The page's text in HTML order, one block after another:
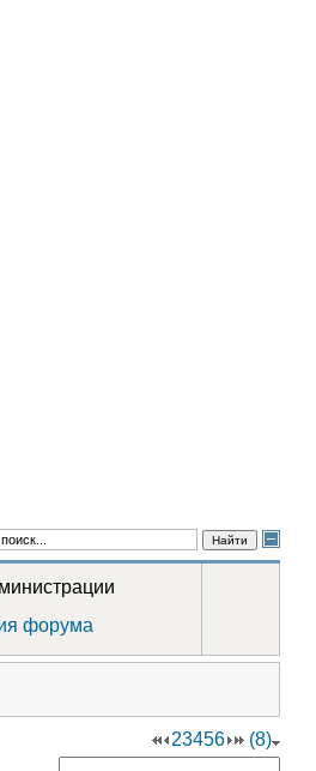
Найти
форума
23456 (8)